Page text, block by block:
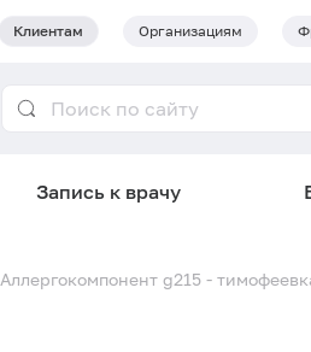
Клиентам Организациям
Запись к врачу
Аллергокомпонент g215 -